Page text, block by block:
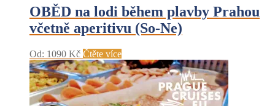
OBĚD na lodi během plavby Prahou
včetně aperitivu (So-Ne)
Od: 1090 Kč Čtěte více